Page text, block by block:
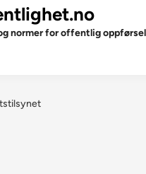
normer for offentlig